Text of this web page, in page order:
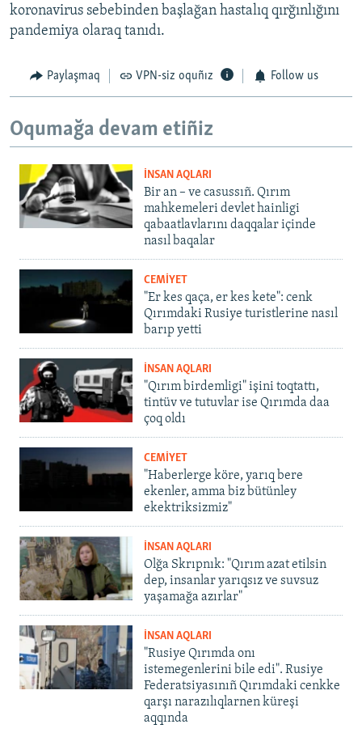
koronavirus sebebinden başlağan hastalıq qırğınlığını
pandemiya olaraq tanıdı.
Paylaşmaq VPN-siz oquñız Follow us
Oqumağa devam etiñiz
İNSAN AQLARI
Bir an – ve casussıñ. Qırım
mahkemeleri devlet hainligi
qabaatlavlarını daqqalar içinde
nasıl baqalar
CEMİYET
"Er kes qaça, er kes kete": cenk
Qırımdaki Rusiye turistlerine nasıl
barıp yetti
İNSAN AQLARI
"Qırım birdemligi" işini toqtattı,
tintüv ve tutuvlar ise Qırımda daa
çoq oldı
CEMİYET
"Haberlerge köre, yarıq bere
ekenler, amma biz bütünley
ekektriksizmiz"
İNSAN AQLARI
Olğa Skrıpnık: "Qırım azat etilsin
dep, insanlar yarıqsız ve suvsuz
yaşamağa azırlar"
İNSAN AQLARI
"Rusiye Qırımda onı
istemegenlerini bile edi". Rusiye
Federatsiyasınıñ Qırımdaki cenkke
qarşı narazılıqlarnen küreşi
aqqında